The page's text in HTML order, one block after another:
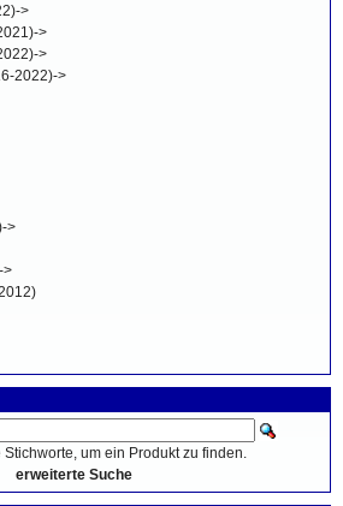
>
>
>
2022)->
>
>
um ein Produkt zu finden.
erweiterte Suche